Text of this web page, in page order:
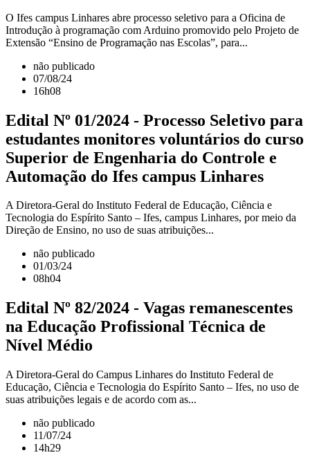
O Ifes campus Linhares abre processo seletivo para a Oficina de
Introdução à programação com Arduino promovido pelo Projeto de
Extensão “Ensino de Programação nas Escolas”, para...
não publicado
07/08/24
16h08
Edital Nº 01/2024 - Processo Seletivo para
estudantes monitores voluntários do curso
Superior de Engenharia do Controle e
Automação do Ifes campus Linhares
A Diretora-Geral do Instituto Federal de Educação, Ciência e
Tecnologia do Espírito Santo – Ifes, campus Linhares, por meio da
Direção de Ensino, no uso de suas atribuições...
não publicado
01/03/24
08h04
Edital Nº 82/2024 - Vagas remanescentes
na Educação Profissional Técnica de
Nível Médio
A Diretora-Geral do Campus Linhares do Instituto Federal de
Educação, Ciência e Tecnologia do Espírito Santo – Ifes, no uso de
suas atribuições legais e de acordo com as...
não publicado
11/07/24
14h29